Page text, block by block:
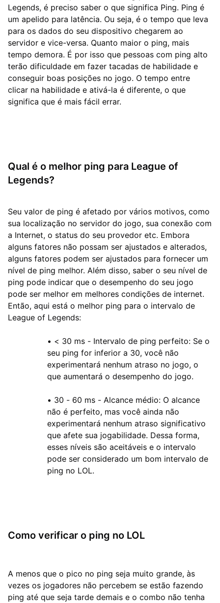
Legends, é preciso saber o que significa Ping. Ping é
um apelido para latência. Ou seja, é o tempo que leva
para os dados do seu dispositivo chegarem ao
servidor e vice-versa. Quanto maior o ping, mais
tempo demora. É por isso que pessoas com ping alto
terão dificuldade em fazer tacadas de habilidade e
conseguir boas posições no jogo. O tempo entre
clicar na habilidade e ativá-la é diferente, o que
significa que é mais fácil errar.
Qual é o melhor ping para League of
Legends?
Seu valor de ping é afetado por vários motivos, como
sua localização no servidor do jogo, sua conexão com
a Internet, o status do seu provedor etc. Embora
alguns fatores não possam ser ajustados e alterados,
alguns fatores podem ser ajustados para fornecer um
nível de ping melhor. Além disso, saber o seu nível de
ping pode indicar que o desempenho do seu jogo
pode ser melhor em melhores condições de internet.
Então, aqui está o melhor ping para o intervalo de
League of Legends:
• < 30 ms - Intervalo de ping perfeito: Se o
seu ping for inferior a 30, você não
experimentará nenhum atraso no jogo, o
que aumentará o desempenho do jogo.
• 30 - 60 ms - Alcance médio: O alcance
não é perfeito, mas você ainda não
experimentará nenhum atraso significativo
que afete sua jogabilidade. Dessa forma,
esses níveis são aceitáveis e o intervalo
pode ser considerado um bom intervalo de
ping no LOL.
Como verificar o ping no LOL
A menos que o pico no ping seja muito grande, às
vezes os jogadores não percebem se estão fazendo
ping até que seja tarde demais e o combo não tenha